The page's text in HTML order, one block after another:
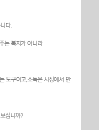
다.
는 복지가 아니라
도구이고,소득은 시장에서 만
십니까?